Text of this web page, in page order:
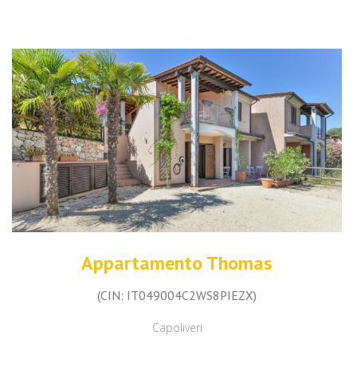
Appartamento Thomas
(CIN: IT049004C2WS8PIEZX)
Capoliveri